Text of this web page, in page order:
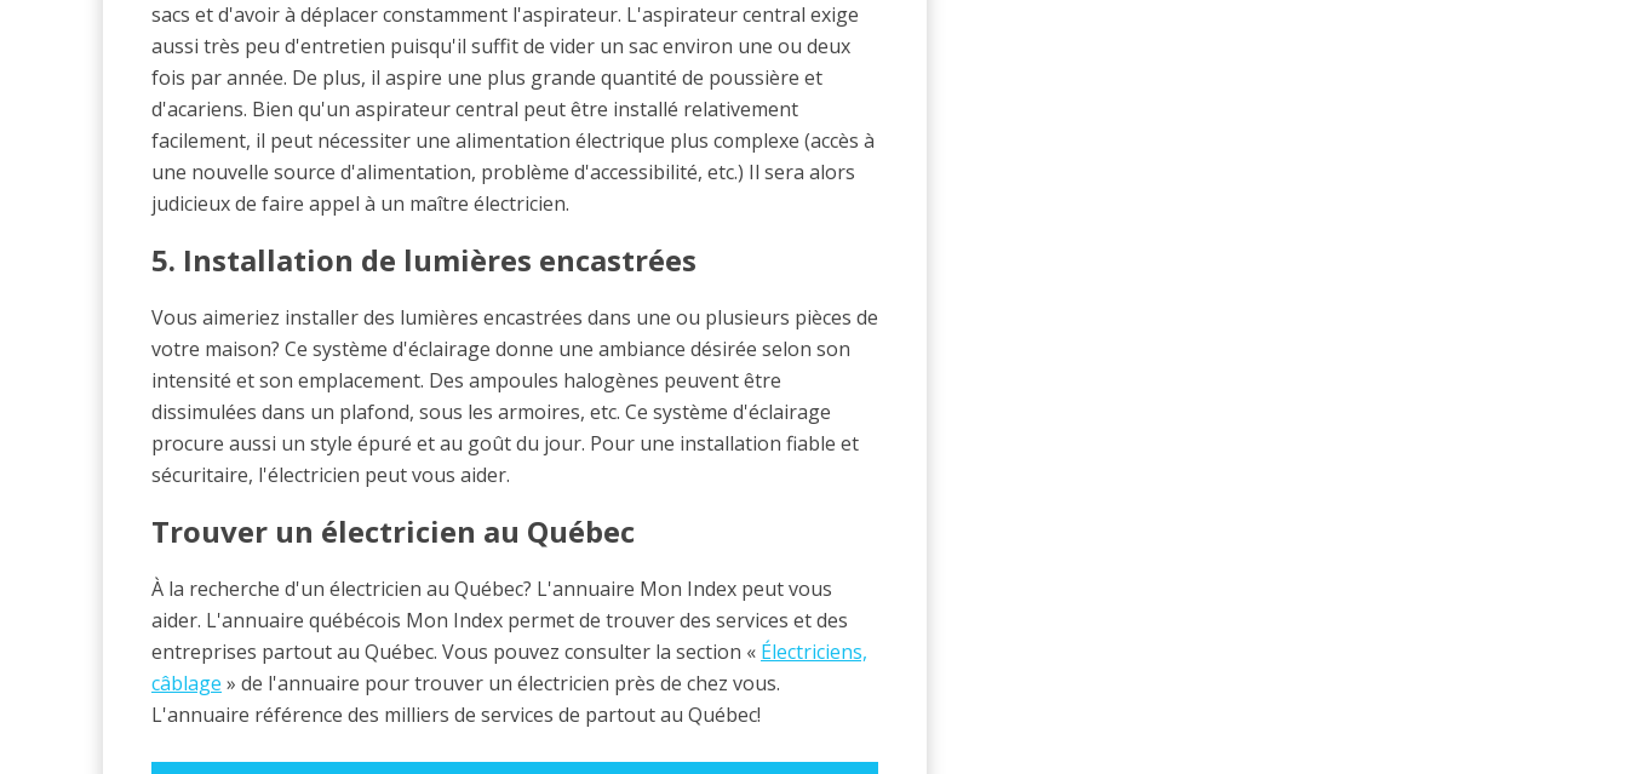
sacs et d'avoir à déplacer constamment l'aspirateur. L'aspirateur central exige
aussi très peu d'entretien puisqu'il suffit de vider un sac environ une ou deux
fois par année. De plus, il aspire une plus grande quantité de poussière et
d'acariens. Bien qu'un aspirateur central peut être installé relativement
facilement, il peut nécessiter une alimentation électrique plus complexe (accès à
une nouvelle source d'alimentation, problème d'accessibilité, etc.) Il sera alors
judicieux de faire appel à un maître électricien.
5. Installation de lumières encastrées
Vous aimeriez installer des lumières encastrées dans une ou plusieurs pièces de
votre maison? Ce système d'éclairage donne une ambiance désirée selon son
intensité et son emplacement. Des ampoules halogènes peuvent être
dissimulées dans un plafond, sous les armoires, etc. Ce système d'éclairage
procure aussi un style épuré et au goût du jour. Pour une installation fiable et
sécuritaire, l'électricien peut vous aider.
Trouver un électricien au Québec
À la recherche d'un électricien au Québec? L'annuaire Mon Index peut vous
aider. L'annuaire québécois Mon Index permet de trouver des services et des
entreprises partout au Québec. Vous pouvez consulter la section « Électriciens,
câblage » de l'annuaire pour trouver un électricien près de chez vous.
L'annuaire référence des milliers de services de partout au Québec!